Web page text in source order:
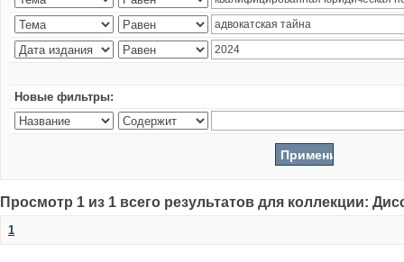
Новые фильтры:
Просмотр 1 из 1 всего результатов для коллекции:
1